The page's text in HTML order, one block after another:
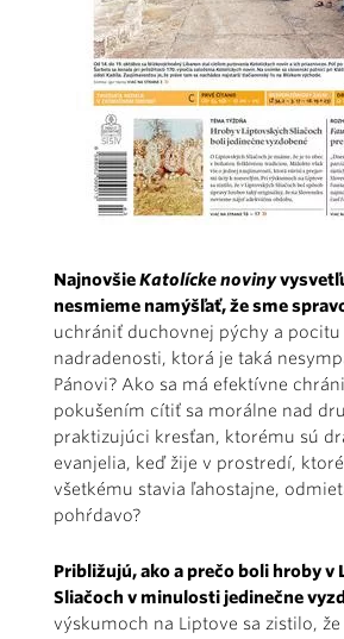
NajnovšieKatolícke noviny
nesmieme namýšľať, že sme
uchrániť duchovnej pýchy a
nadradenosti, ktorá je taká
Pánovi? Ako sa má efektívne
pokušením cítiť sa morálne nad
praktizujúci kresťan, ktorému sú
evanjelia, keď žije v prostredí,
všetkému stavia ľahostajne,
pohŕdavo?
Približujú, ako a prečo boli hroby v
Sliačoch v minulosti jedinečne
výskumoch na Liptove sa zistilo, že